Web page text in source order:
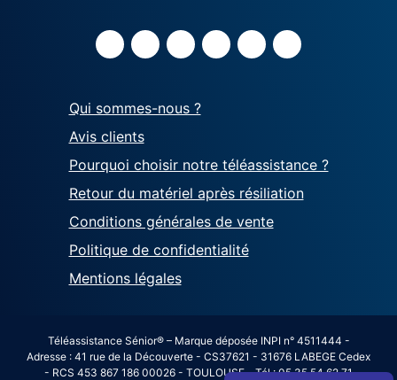
Qui sommes-nous ?
Avis clients
Pourquoi choisir notre téléassistance ?
Retour du matériel après résiliation
Conditions générales de vente
Politique de confidentialité
Mentions légales
Téléassistance Sénior® – Marque déposée INPI n° 4511444 -
Adresse : 41 rue de la Découverte - CS37621 - 31676 LABEGE Cedex
- RCS 453 867 186 00026 - TOULOUSE - Tél : 05 35 54 62 71